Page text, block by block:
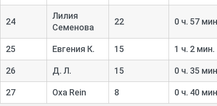
24
Лилия
Семенова
22 0 ч. 57
25 Евгения К. 15 1 ч. 2 мин.
26 Д. Л. 15 0 ч. 35
27 Oxa Rein 8 0 ч. 40